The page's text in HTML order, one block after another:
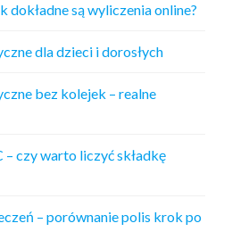
dokładne są wyliczenia online?
dla dzieci i dorosłych
bez kolejek – realne
– czy warto liczyć składkę
– porównanie polis krok po